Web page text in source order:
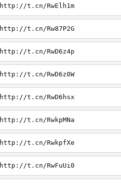
http://t.cn/RwElh1m
http://t.cn/Rw87P2G
http://t.cn/RwD6z4p
http://t.cn/RwD6z0W
http://t.cn/RwD6hsx
http://t.cn/RwkpMNa
http://t.cn/RwkpfXe
http://t.cn/RwFuUi0